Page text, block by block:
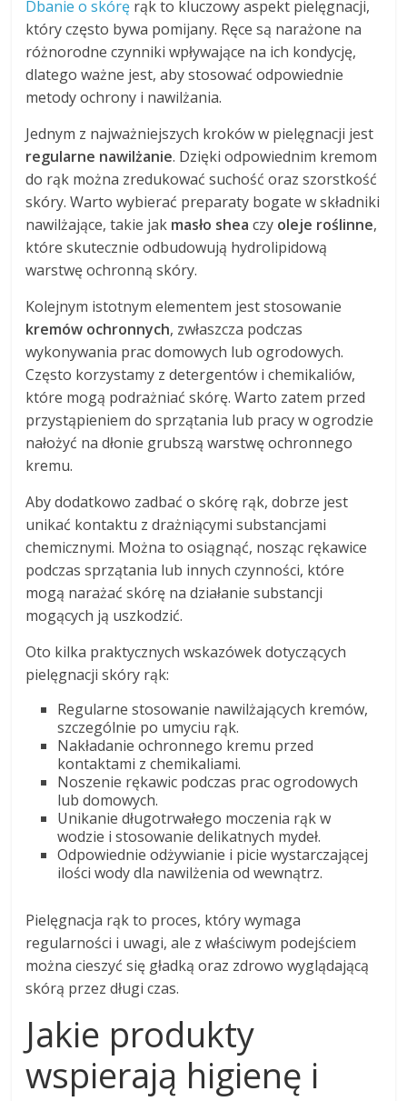
Dbanie o skórę rąk to kluczowy aspekt pielęgnacji,
który często bywa pomijany. Ręce są narażone na
różnorodne czynniki wpływające na ich kondycję,
dlatego ważne jest, aby stosować odpowiednie
metody ochrony i nawilżania.
Jednym z najważniejszych kroków w pielęgnacji jest
regularne nawilżanie. Dzięki odpowiednim kremom
do rąk można zredukować suchość oraz szorstkość
skóry. Warto wybierać preparaty bogate w składniki
nawilżające, takie jak masło shea czy oleje roślinne,
które skutecznie odbudowują hydrolipidową
warstwę ochronną skóry.
Kolejnym istotnym elementem jest stosowanie
kremów ochronnych, zwłaszcza podczas
wykonywania prac domowych lub ogrodowych.
Często korzystamy z detergentów i chemikaliów,
które mogą podrażniać skórę. Warto zatem przed
przystąpieniem do sprzątania lub pracy w ogrodzie
nałożyć na dłonie grubszą warstwę ochronnego
kremu.
Aby dodatkowo zadbać o skórę rąk, dobrze jest
unikać kontaktu z drażniącymi substancjami
chemicznymi. Można to osiągnąć, nosząc rękawice
podczas sprzątania lub innych czynności, które
mogą narażać skórę na działanie substancji
mogących ją uszkodzić.
Oto kilka praktycznych wskazówek dotyczących
pielęgnacji skóry rąk:
Regularne stosowanie nawilżających kremów,
szczególnie po umyciu rąk.
Nakładanie ochronnego kremu przed
kontaktami z chemikaliami.
Noszenie rękawic podczas prac ogrodowych
lub domowych.
Unikanie długotrwałego moczenia rąk w
wodzie i stosowanie delikatnych mydeł.
Odpowiednie odżywianie i picie wystarczającej
ilości wody dla nawilżenia od wewnątrz.
Pielęgnacja rąk to proces, który wymaga
regularności i uwagi, ale z właściwym podejściem
można cieszyć się gładką oraz zdrowo wyglądającą
skórą przez długi czas.
Jakie produkty
wspierają higienę i